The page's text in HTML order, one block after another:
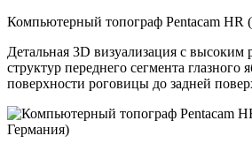
Компьютерный топограф Pentacam HR
Детальная 3D визуализация с высоким
структур переднего сегмента глазного
поверхности роговицы до задней